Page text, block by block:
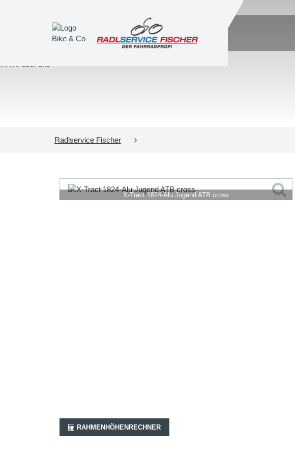
Radlservice Fischer
X-Tract 1824-Alu Jugend ATB cross
RAHMENHÖHENRECHNER